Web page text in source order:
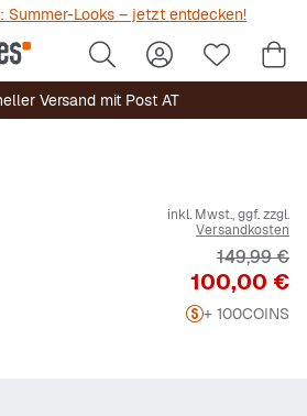
Summer-Looks – jetzt entdecken!
Versand mit Post AT
inkl. Mwst., ggf. zzgl.
Versandkosten
Preis
100,00 €
149,99 €
+ 100COINS